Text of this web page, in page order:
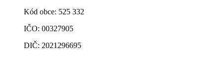
Kód obce: 525 332
IČO: 00327905
DIČ: 2021296695